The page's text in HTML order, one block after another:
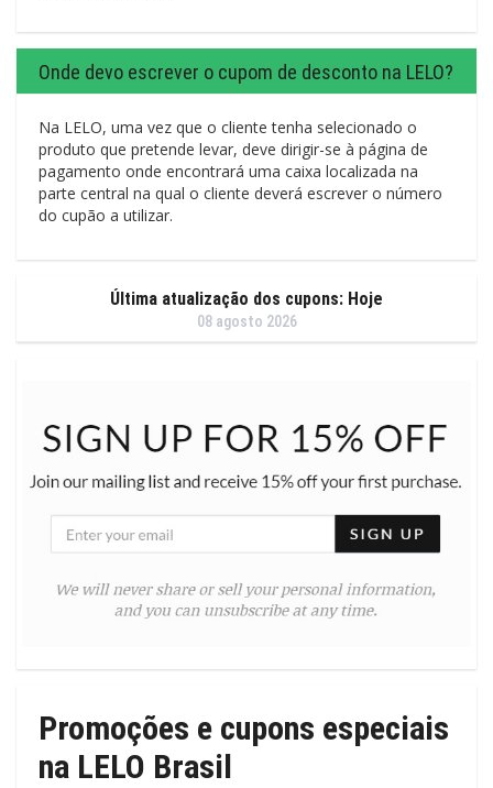
Onde devo escrever o cupom de desconto na LELO?
Na LELO, uma vez que o cliente tenha selecionado o
produto que pretende levar, deve dirigir-se à página de
pagamento onde encontrará uma caixa localizada na
parte central na qual o cliente deverá escrever o número
do cupão a utilizar.
Última atualização dos cupons: Hoje
08 agosto 2026
Promoções e cupons especiais
na LELO Brasil